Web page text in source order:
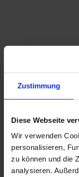
Zustimmung
Diese Webseite
Wir verwenden
personalisieren,
zu können und die
analysieren.